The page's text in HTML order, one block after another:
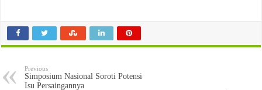
Previous
Simposium Nasional Soroti Potensi
Isu Persaingannya